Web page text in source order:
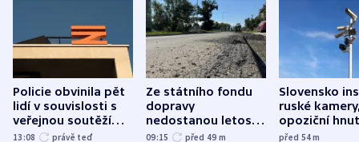
Policie obvinila pět
lidí v souvislosti s
veřejnou soutěží
Správy železnic
13:08 právě teď
Ze státního fondu
dopravy
nedostanou letos
kraje na silnice ani
09:15 před 49 m
Slovensko
ruské
opoziční
před 54m